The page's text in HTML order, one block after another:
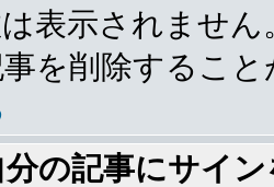
表示されませ
を削除するこ
の記事にサイ